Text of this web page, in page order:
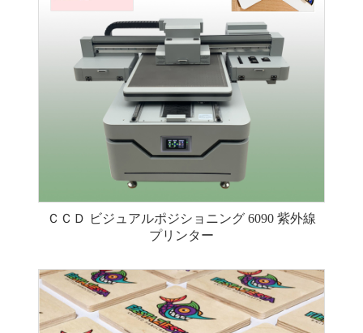
ＣＣＤ ビジュアルポジショニング 6090 紫外線
プリンター